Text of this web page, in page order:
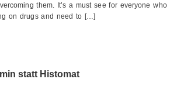
them. It’s a must see for everyone who
on drugs and need to […]
statt Histomat